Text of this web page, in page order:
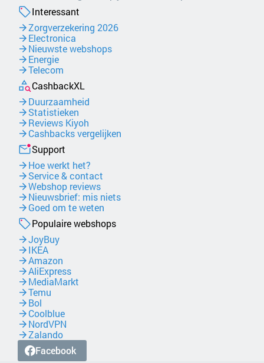
Interessant
Zorgverzekering 2026
Electronica
Nieuwste webshops
Energie
Telecom
CashbackXL
Duurzaamheid
Statistieken
Reviews Kiyoh
Cashbacks vergelijken
Support
Hoe werkt het?
Service & contact
Webshop reviews
Nieuwsbrief: mis niets
Goed om te weten
Populaire webshops
JoyBuy
IKEA
Amazon
AliExpress
MediaMarkt
Temu
Bol
Coolblue
NordVPN
Zalando
Facebook